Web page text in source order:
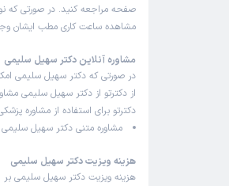
صفحه مراجعه کنید. در صورتی که
مشاهده ساعت کاری مطب ایشان
مشاوره آنلاین دکتر سهیل سلیمی
در صورتی که دکتر سهیل سلیمی
از دکترتو از دکتر سهیل سلیمی
دکترتو برای استفاده از مشاوره
مشاوره متنی دکتر سهیل سلیمی
هزینه ویزیت دکتر سهیل سلیمی
هزینه ویزیت دکتر سهیل سلیمی